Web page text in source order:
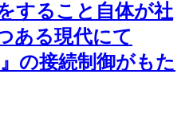
すること自体が社
ある現代にて
の接続制御がもた